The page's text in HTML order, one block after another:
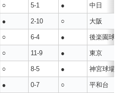
○ 5-1 ● 中日
● 2-10 ○ 大阪
○ 6-4 ● 後楽園球場
○ 11-9 ● 東京
○ 8-5 ● 神宮球場
● 0-7 ○ 平和台